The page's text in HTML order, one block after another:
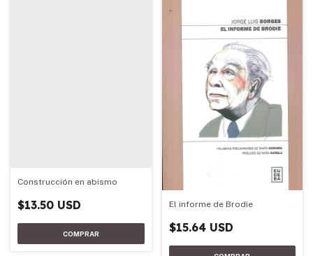
Construcción en abismo
$13.50 USD El informe de Brodie
$15.64 USD